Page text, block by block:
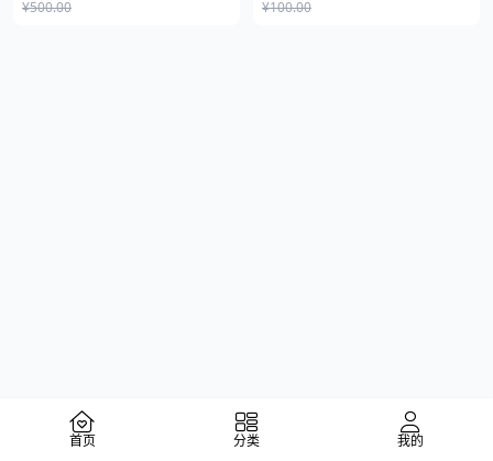
¥500.00 ¥100.00
首页 分类 我的